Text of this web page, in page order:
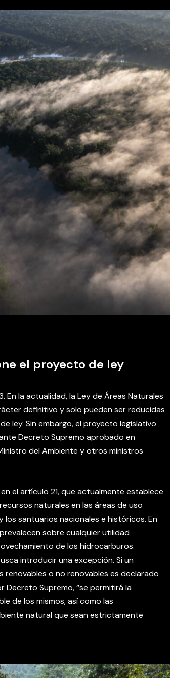
el proyecto de ley
la actualidad, la Ley de Áreas Naturales
definitivo y solo pueden ser reducidas
ley. Sin embargo, el proyecto legislativo
Decreto Supremo aprobado en
del Ambiente y otros ministros
el artículo 21, que actualmente establece
naturales en las áreas de uso
santuarios nacionales e históricos. En
sobre cualquier utilidad
de los hidrocarburos.
introducir una excepción. Si un
o no renovables es declarado
Decreto Supremo, “se permitirá la
de los mismos, así como las
natural que sean estrictamente